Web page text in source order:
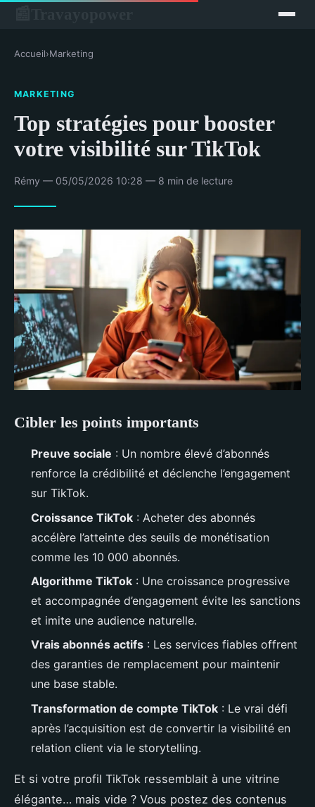
Accueil›Marketing
MARKETING
Top stratégies pour booster
votre visibilité sur TikTok
Rémy — 05/05/2026 10:28 — 8 min de lecture
Cibler les points importants
Preuve sociale : Un nombre élevé d’abonnés
renforce la crédibilité et déclenche l’engagement
sur TikTok.
Croissance TikTok : Acheter des abonnés
accélère l’atteinte des seuils de monétisation
comme les 10 000 abonnés.
Algorithme TikTok : Une croissance progressive
et accompagnée d’engagement évite les sanctions
et imite une audience naturelle.
Vrais abonnés actifs : Les services fiables offrent
des garanties de remplacement pour maintenir
une base stable.
Transformation de compte TikTok : Le vrai défi
après l’acquisition est de convertir la visibilité en
relation client via le storytelling.
Et si votre profil TikTok ressemblait à une vitrine
élégante… mais vide ? Vous postez des contenus